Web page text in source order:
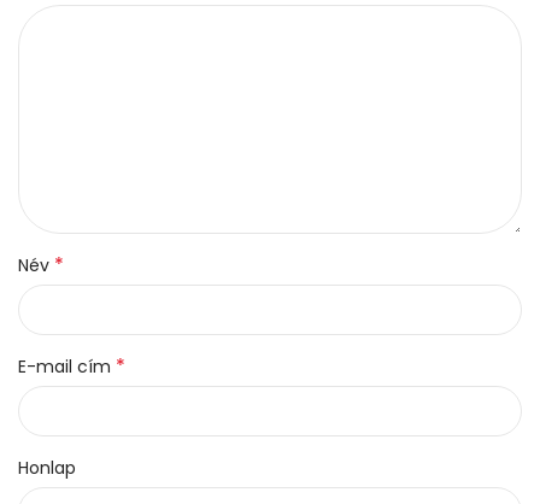
Név *
E-mail cím *
Honlap